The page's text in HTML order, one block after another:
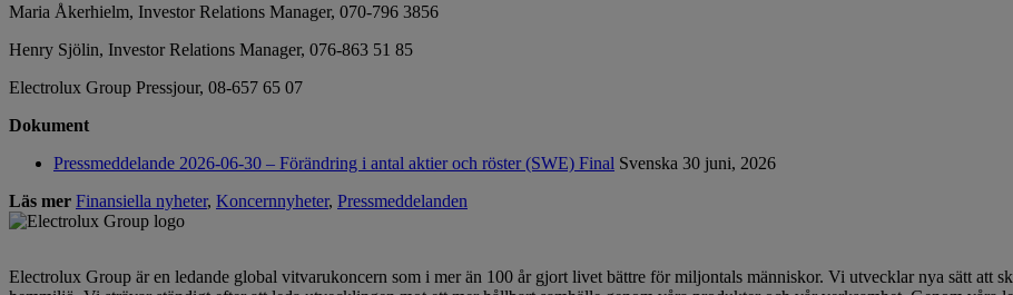
Maria Åkerhielm, Investor Relations Manager, 070-796 3856
Henry Sjölin, Investor Relations Manager, 076-863 51 85
Electrolux Group Pressjour, 08-657 65 07
Dokument
Pressmeddelande 2026-06-30 – Förändring i antal aktier och röster (SWE) Final Svenska 30 juni, 2026
Läs mer Finansiella nyheter, Koncernnyheter, Pressmeddelanden
Electrolux Group är en ledande global vitvarukoncern som i mer än 100 år gjort livet bättre för miljontals människor. Vi utvecklar nya sätt att